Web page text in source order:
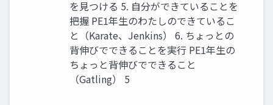
を見つける 5. 自分ができていることを
把握 PE1年生のわたしのできているこ
と（Karate、Jenkins） 6. ちょっとの
背伸びでできることを実行 PE1年生の
ちょっと背伸びでできること
（Gatling） 5